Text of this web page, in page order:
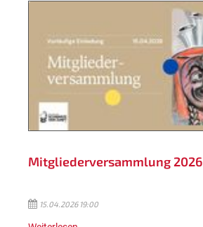
Mitgliederversammlung 2026
15.04.2026 19:00